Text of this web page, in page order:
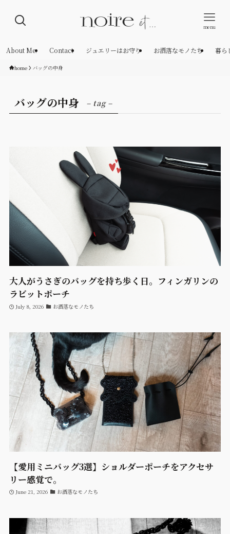
menu
About Me. Contact ジュエリーはお守り お洒落なモノたち 暮ら
home バッグの中身
バッグの中身 – tag –
大人がうさぎのバッグを持ち歩く日。フィンガリンの
ラビットポーチ
July 8, 2026 お洒落なモノたち
【愛用ミニバッグ3選】ショルダーポーチをアクセサ
リー感覚で。
June 21, 2026 お洒落なモノたち